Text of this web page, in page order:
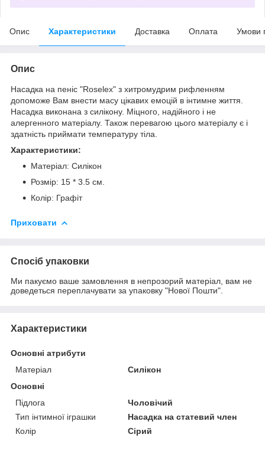
Опис Характеристики Доставка Оплата Умови
Опис
Насадка на пеніс "Roselex" з хитромудрим рифленням
допоможе Вам внести масу цікавих емоцій в інтимне життя.
Насадка виконана з силікону. Міцного, надійного і не
алергенного матеріалу. Також перевагою цього матеріалу є і
здатність приймати температуру тіла.
Характеристики:
Матеріал: Силікон
Розмір: 15 * 3.5 см.
Колір: Графіт
Приховати
Спосіб упаковки
Ми пакуємо ваше замовлення в непрозорий матеріал, вам не
доведеться переплачувати за упаковку "Нової Пошти".
Характеристики
Основні атрибути
Матеріал
Силікон
Основні
Підлога
Чоловічий
Тип інтимної іграшки
Насадка на статевий член
Колір
Сірий